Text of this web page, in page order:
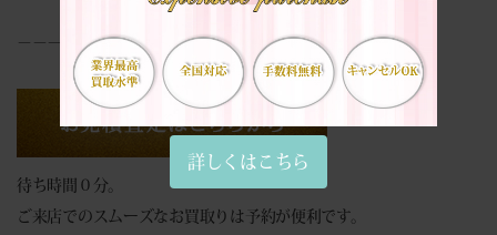
－－－－－－－－－－－－－－－－
待ち時間０分。
ご来店でのスムーズなお買取りは予約が便利です。
詳しくはこちら